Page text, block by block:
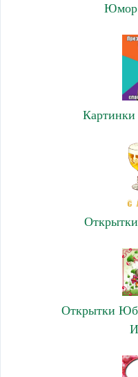
Юмор
Картинки
Открытки